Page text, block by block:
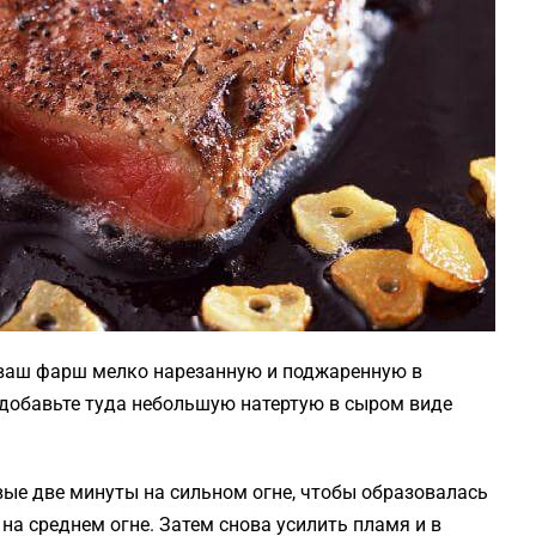
фарш мелко нарезанную и поджаренную в
туда небольшую натертую в сыром виде
две минуты на сильном огне, чтобы образовалась
среднем огне. Затем снова усилить пламя и в